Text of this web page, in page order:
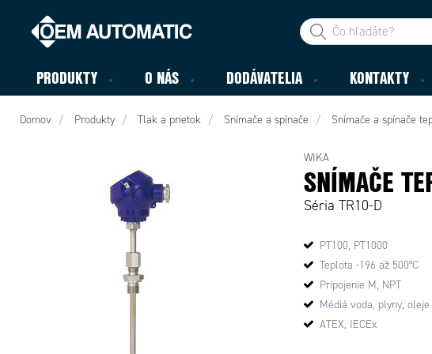
PRODUKTY O NÁS DODÁVATELIA KONTAKTY
Domov Produkty Tlak a prietok Snímače a spínače Snímače a spínače
WIKA
SNÍMAČE
Séria TR10-D
PT100, PT1000
Teplota -196 až 500°C
Pripojenie M, NPT
Médiá voda, plyny, oleje
ATEX, IECEx